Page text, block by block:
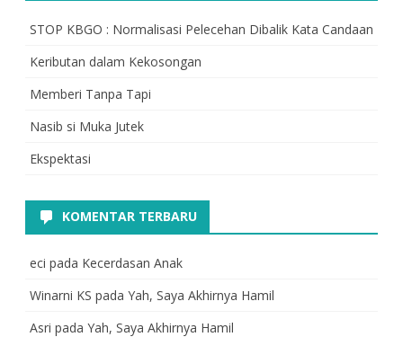
STOP KBGO : Normalisasi Pelecehan Dibalik Kata Candaan
Keributan dalam Kekosongan
Memberi Tanpa Tapi
Nasib si Muka Jutek
Ekspektasi
KOMENTAR TERBARU
eci pada Kecerdasan Anak
Winarni KS pada Yah, Saya Akhirnya Hamil
Asri pada Yah, Saya Akhirnya Hamil